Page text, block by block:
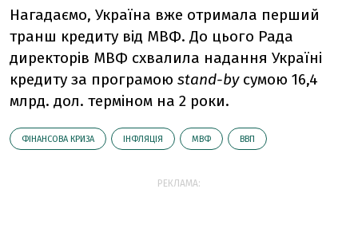
Нагадаємо, Україна вже отримала перший
транш кредиту від МВФ. До цього Рада
директорів МВФ схвалила надання Україні
кредиту за програмою stand-byсумою 16,4
млрд. дол. терміном на 2 роки.
ФІНАНСОВА КРИЗА ІНФЛЯЦІЯ МВФ ВВП
РЕКЛАМА: